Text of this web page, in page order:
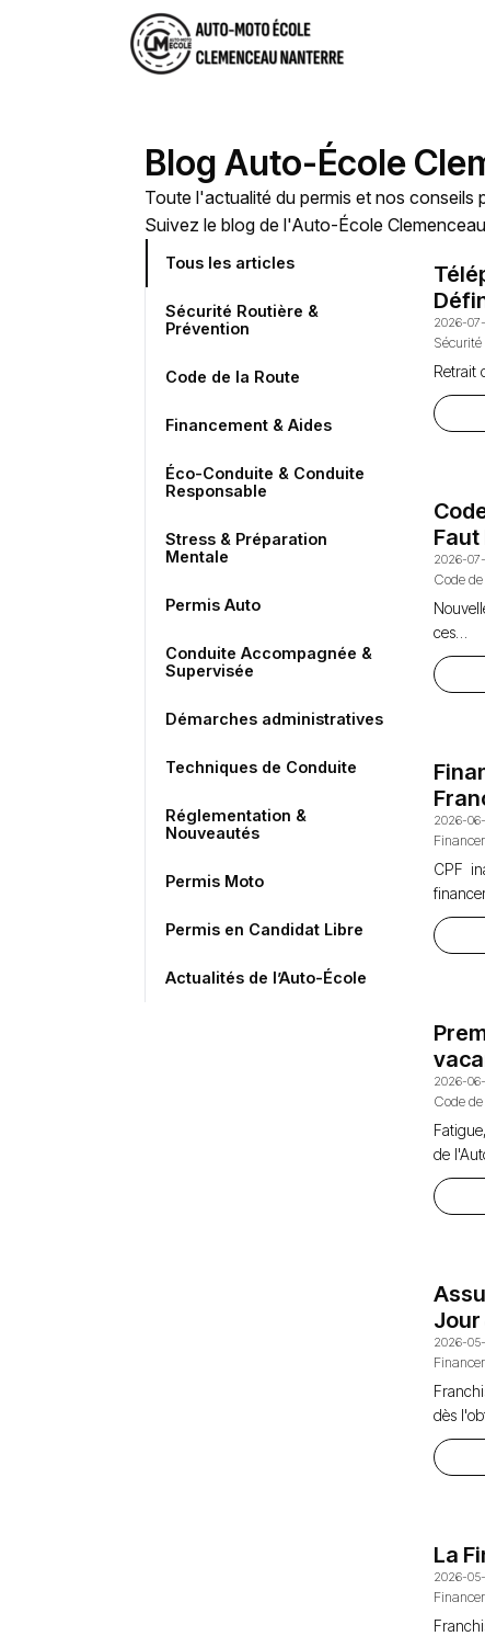
Blog Auto-École
Toute l'actualité du permis et nos
Suivez le blog de l'Auto-École
Tous les articles
Sécurité Routière &
Prévention
Code de la Route
Financement & Aides
Éco-Conduite & Conduite
Responsable
Stress & Préparation
Mentale
Permis Auto
Conduite Accompagnée &
Supervisée
Démarches administratives
Techniques de Conduite
Réglementation &
Nouveautés
Permis Moto
Permis en Candidat Libre
Actualités de l’Auto-École
2026-
Sécurité
Retrait
2026-
Code
ces…
2026-
CPF
2026-
Code
de
Jour
2026-
dès
La
2026-